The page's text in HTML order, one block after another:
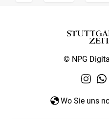
© NPG
Wo Sie uns